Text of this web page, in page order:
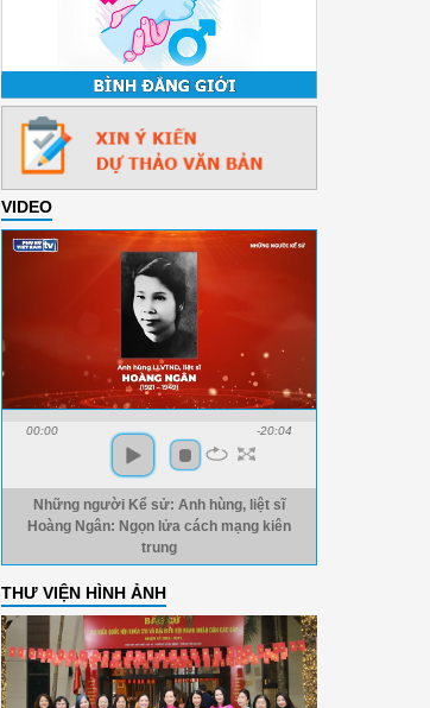
VIDEO
00:00 -20:04
Những người Kể sử: Anh hùng, liệt sĩ
Hoàng Ngân: Ngọn lửa cách mạng kiên
trung
THƯ VIỆN HÌNH ẢNH